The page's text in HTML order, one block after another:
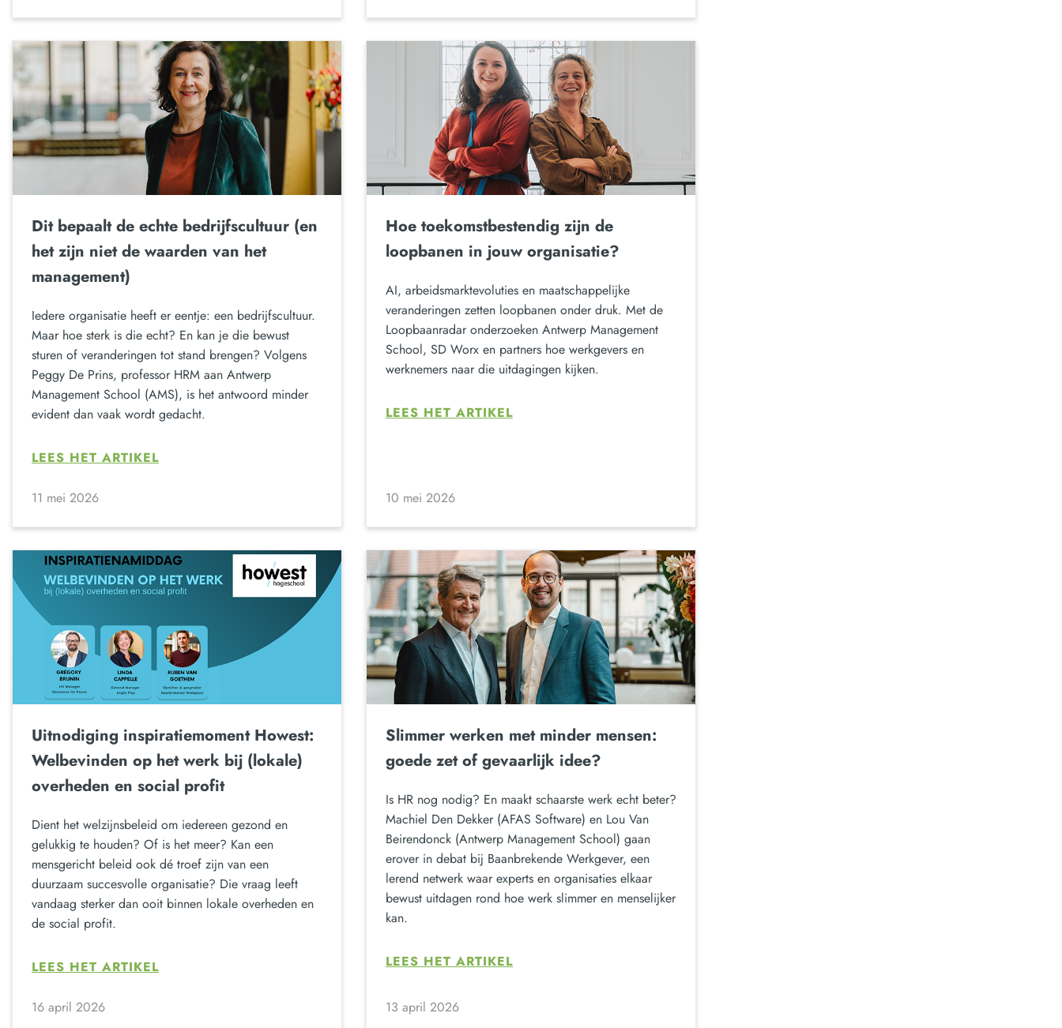
Dit bepaalt de echte bedrijfscultuur (en
het zijn niet de waarden van het
management)
Iedere organisatie heeft er eentje: een bedrijfscultuur.
Maar hoe sterk is die echt? En kan je die bewust
sturen of veranderingen tot stand brengen? Volgens
Peggy De Prins, professor HRM aan Antwerp
Management School (AMS), is het antwoord minder
evident dan vaak wordt gedacht.
LEES HET ARTIKEL
11 mei 2026
Hoe toekomstbestendig zijn de
loopbanen in jouw organisatie?
AI, arbeidsmarktevoluties en maatschappelijke
veranderingen zetten loopbanen onder druk. Met de
Loopbaanradar onderzoeken Antwerp Management
School, SD Worx en partners hoe werkgevers en
werknemers naar die uitdagingen kijken.
LEES HET ARTIKEL
10 mei 2026
Uitnodiging inspiratiemoment Howest:
Welbevinden op het werk bij (lokale)
overheden en social profit
Dient het welzijnsbeleid om iedereen gezond en
gelukkig te houden? Of is het meer? Kan een
mensgericht beleid ook dé troef zijn van een
duurzaam succesvolle organisatie? Die vraag leeft
vandaag sterker dan ooit binnen lokale overheden en
de social profit.
LEES HET ARTIKEL
16 april 2026
Slimmer werken met minder mensen:
goede zet of gevaarlijk idee?
Is HR nog nodig? En maakt schaarste werk echt beter?
Machiel Den Dekker (AFAS Software) en Lou Van
Beirendonck (Antwerp Management School) gaan
erover in debat bij Baanbrekende Werkgever, een
lerend netwerk waar experts en organisaties elkaar
bewust uitdagen rond hoe werk slimmer en menselijker
kan.
LEES HET ARTIKEL
13 april 2026